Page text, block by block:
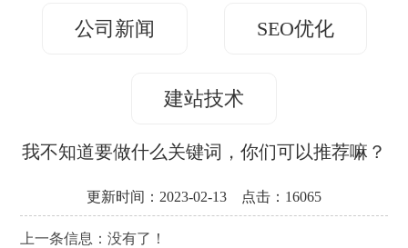
公司新闻 SEO优化
建站技术
我不知道要做什么关键词，你们可以推荐嘛？
更新时间：2023-02-13 点击：16065
上一条信息：没有了！